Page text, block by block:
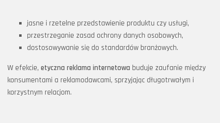
jasne i rzetelne przedstawienie produktu czy usługi,
przestrzeganie zasad ochrony danych osobowych,
dostosowywanie się do standardów branżowych.
W efekcie, etyczna reklama internetowa buduje zaufanie między
konsumentami a reklamodawcami, sprzyjając długotrwałym i
korzystnym relacjom.